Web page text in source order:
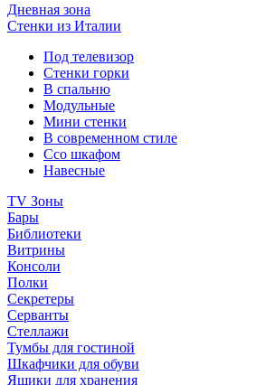
Дневная зона
Стенки из Италии
Под телевизор
Стенки горки
В спальню
Модульные
Мини стенки
В современном стиле
Ссо шкафом
Навесные
TV Зоны
Бары
Библиотеки
Витрины
Консоли
Полки
Секретеры
Серванты
Стеллажи
Тумбы для гостиной
Шкафчики для обуви
Ящики для хранения